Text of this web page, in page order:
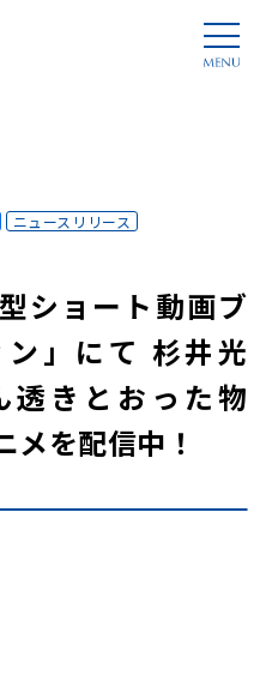
ニュースリリース
ショート動画ブ
」にて 杉井光
透きとおった物
メを配信中！